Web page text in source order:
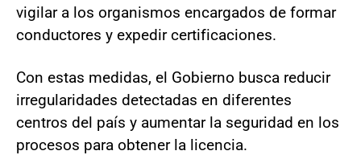
vigilar a los organismos encargados de formar
conductores y expedir certificaciones.
Con estas medidas, el Gobierno busca reducir
irregularidades detectadas en diferentes
centros del país y aumentar la seguridad en los
procesos para obtener la licencia.